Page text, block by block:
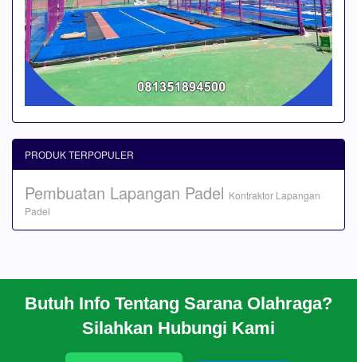
Butuh Info Tentang Sarana Olahraga?
Silahkan Hubungi Kami
PRODUK TERPOPULER
Pembuatan Lapangan Padel Kontraktor Lapangan
Padel
CARA PESAN